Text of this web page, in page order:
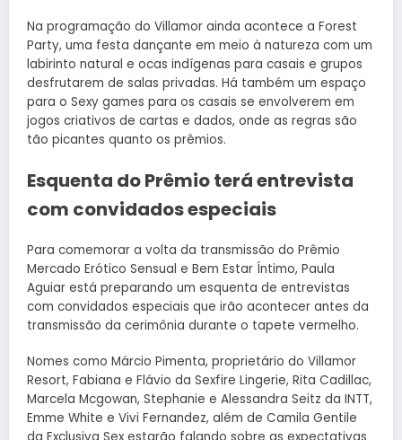
Na programação do Villamor ainda acontece a Forest
Party, uma festa dançante em meio à natureza com um
labirinto natural e ocas indígenas para casais e grupos
desfrutarem de salas privadas. Há também um espaço
para o Sexy games para os casais se envolverem em
jogos criativos de cartas e dados, onde as regras são
tão picantes quanto os prêmios.
Esquenta do Prêmio terá entrevista
com convidados especiais
Para comemorar a volta da transmissão do Prêmio
Mercado Erótico Sensual e Bem Estar Íntimo, Paula
Aguiar está preparando um esquenta de entrevistas
com convidados especiais que irão acontecer antes da
transmissão da cerimônia durante o tapete vermelho.
Nomes como Márcio Pimenta, proprietário do Villamor
Resort, Fabiana e Flávio da Sexfire Lingerie, Rita Cadillac,
Marcela Mcgowan, Stephanie e Alessandra Seitz da INTT,
Emme White e Vivi Fernandez, além de Camila Gentile